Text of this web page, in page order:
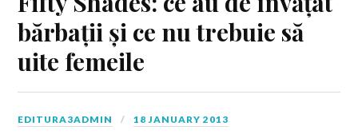
bărbații și ce nu trebuie să
uite femeile
EDITURA3ADMIN 18 JANUARY 2013